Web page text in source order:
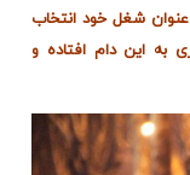
را به عنوان شغل خود انتخاب
مجازی به این دام افتاده و